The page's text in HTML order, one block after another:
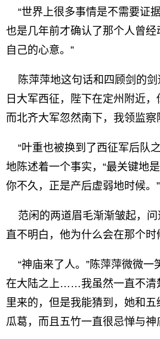
“世界上很多事情是不需要证
也是几年前才确认了那个人曾经
自己的心意。”
陈萍萍地这句话和四顾剑的剑
日大军西征，陛下在定州附近，
而北齐大军忽然南下，我领监
“叶重也被换到了西征军后队
地陈述着一个事实，“最关键地
你不久，正是产后虚弱地时候。”
范闲的两道眉毛渐渐皱起，问
直不明白，他为什么会在那个时
“神庙来了人。”陈萍萍微微一
在大陆之上……我虽然一直不清
里来的，但是我能猜到，她和
瓜葛，而且五竹一直很忌惮与神